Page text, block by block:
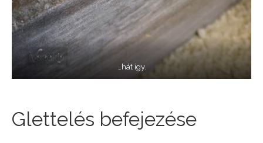
…hát így.
Glettelés befejezése